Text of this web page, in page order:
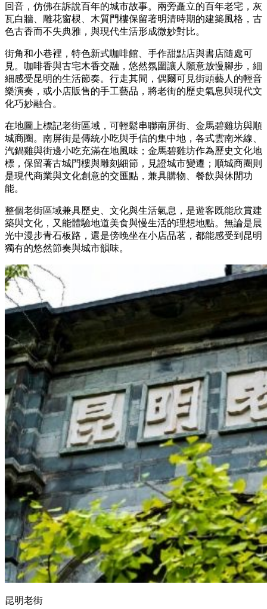
回音，仿佛在訴說百年的城市故事。兩旁矗立的百年老宅，灰
瓦白牆、雕花窗棂、木質門樓保留著明清時期的建築風格，古
色古香而不失典雅，與現代生活形成微妙對比。
街角和小巷裡，特色新式咖啡館、手作甜點店與書店隨處可
見。咖啡香與古宅木香交融，悠然氛圍讓人願意放慢腳步，細
細感受昆明的生活節奏。行走其間，偶爾可見街頭藝人的輕音
樂演奏，或小店販售的手工藝品，將老街的歷史氣息與現代文
化巧妙融合。
在地圖上標記老街區域，可輕鬆串聯南屏街、金馬碧雞坊與順
城商圈。南屏街是傳統小吃與手信的集中地，各式雲南米線、
汽鍋雞與街邊小吃充滿在地風味；金馬碧雞坊作為歷史文化地
標，保留著古城門樓與雕刻細節，見證城市變遷；順城商圈則
是現代商業與文化創意的交匯點，兼具購物、餐飲與休閒功
能。
整個老街區域兼具歷史、文化與生活氣息，是遊客既能欣賞建
築與文化，又能體驗地道美食與慢生活的理想地點。無論是晨
光中漫步青石板路，還是傍晚坐在小店品茗，都能感受到昆明
獨有的悠然節奏與城市韻味。
昆明老街